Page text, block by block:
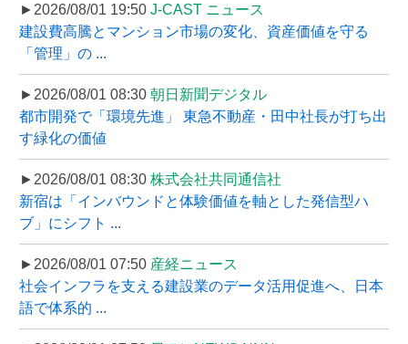
►2026/08/01 19:50 J-CAST ニュース
建設費高騰とマンション市場の変化、資産価値を守る
「管理」の ...
►2026/08/01 08:30 朝日新聞デジタル
都市開発で「環境先進」 東急不動産・田中社長が打ち出
す緑化の価値
►2026/08/01 08:30 株式会社共同通信社
新宿は「インバウンドと体験価値を軸とした発信型ハ
ブ」にシフト ...
►2026/08/01 07:50 産経ニュース
社会インフラを支える建設業のデータ活用促進へ、日本
語で体系的 ...